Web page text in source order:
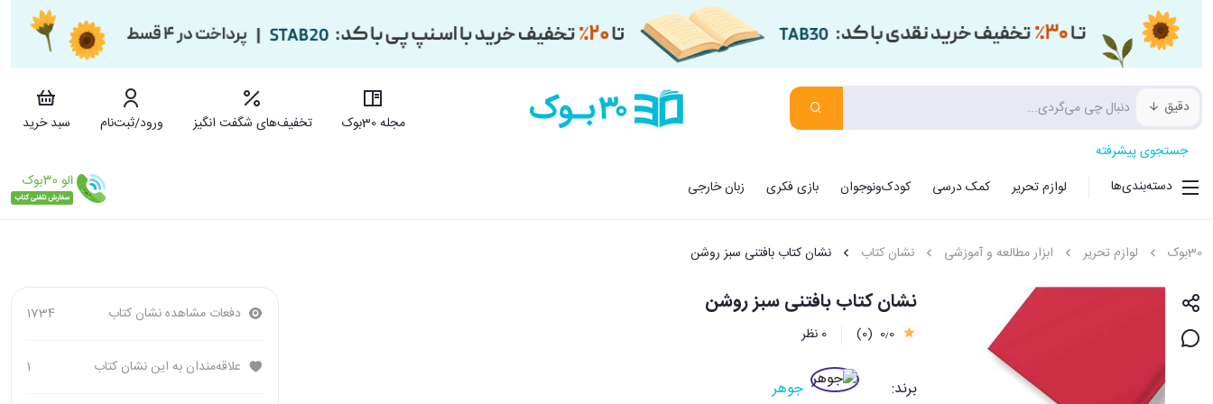
دقیق
مجله 30بوک تخفیف‌های شگفت انگیز ورود/ثبت‌نام
سبد خرید
جستجوی پیشرفته
دسته‌بندی‌ها
لوازم تحریر کمک درسی کودک‌ونوجوان بازی فکری زبان خارجی
30بوک لوازم تحریر ابزار مطالعه و آموزشی نشان کتاب نشان کتاب بافتنی سبز روشن
نشان کتاب بافتنی سبز روشن
0٫0 (0) 0 نظر
برند: جوهر
دفعات مشاهده نشان کتاب 1734
علاقه‌مندان به این نشان کتاب 1